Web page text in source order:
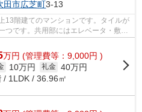
田市広芝町3-13
13階建てのマンションです。タイルが
つです。共用部にはエレベータ・敷地
万円 (管理費等：9,000円 )
10万円 礼金 40万円
/ 1LDK / 36.96㎡